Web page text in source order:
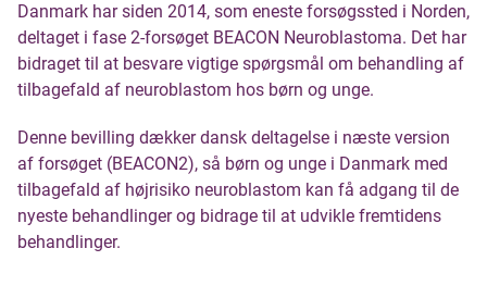
Danmark har siden 2014, som eneste forsøgssted i Norden,
deltaget i fase 2-forsøget BEACON Neuroblastoma. Det har
bidraget til at besvare vigtige spørgsmål om behandling af
tilbagefald af neuroblastom hos børn og unge.
Denne bevilling dækker dansk deltagelse i næste version
af forsøget (BEACON2), så børn og unge i Danmark med
tilbagefald af højrisiko neuroblastom kan få adgang til de
nyeste behandlinger og bidrage til at udvikle fremtidens
behandlinger.